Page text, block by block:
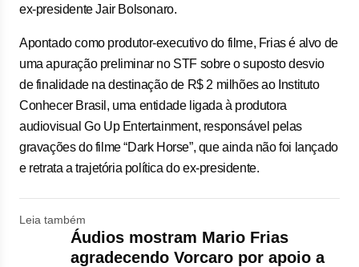
ex-presidente Jair Bolsonaro.
Apontado como produtor-executivo do filme, Frias é alvo de
uma apuração preliminar no STF sobre o suposto desvio
de finalidade na destinação de R$ 2 milhões ao Instituto
Conhecer Brasil, uma entidade ligada à produtora
audiovisual Go Up Entertainment, responsável pelas
gravações do filme “Dark Horse”, que ainda não foi lançado
e retrata a trajetória política do ex-presidente.
Leia também
Áudios mostram Mario Frias
agradecendo Vorcaro por apoio a